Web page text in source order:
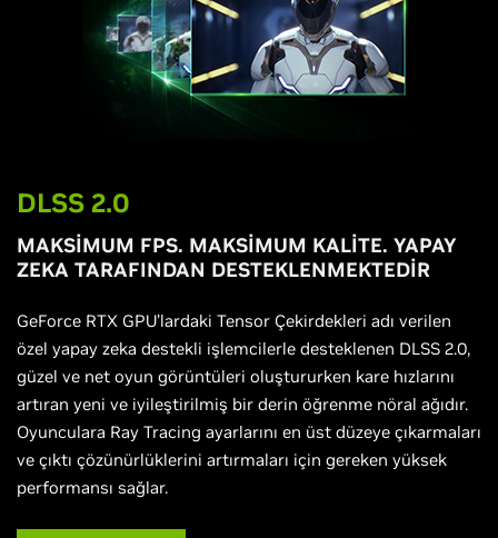
DLSS 2.0
MAKSİMUM FPS. MAKSİMUM KALİTE. YAPAY
ZEKA TARAFINDAN DESTEKLENMEKTEDİR
GeForce RTX GPU’lardaki Tensor Çekirdekleri adı verilen
özel yapay zeka destekli işlemcilerle desteklenen DLSS 2.0,
güzel ve net oyun görüntüleri oluştururken kare hızlarını
artıran yeni ve iyileştirilmiş bir derin öğrenme nöral ağıdır.
Oyunculara Ray Tracing ayarlarını en üst düzeye çıkarmaları
ve çıktı çözünürlüklerini artırmaları için gereken yüksek
performansı sağlar.